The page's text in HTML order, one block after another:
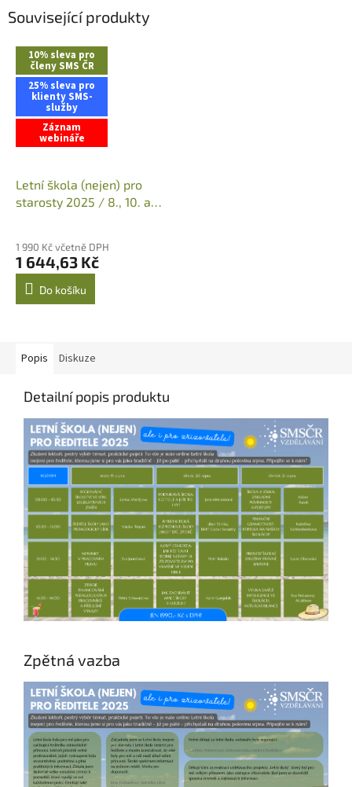
Související produkty
10% sleva pro
členy SMS ČR
25% sleva pro
klienty SMS-
služby
Záznam
webináře
Letní škola (nejen) pro
starosty 2025 / 8., 10. a
hodnocení
produktu
je
4,1
1 990 Kč včetně DPH
1 644,63 Kč
Do košíku
Popis Diskuze
Detailní popis produktu
Zpětná vazba